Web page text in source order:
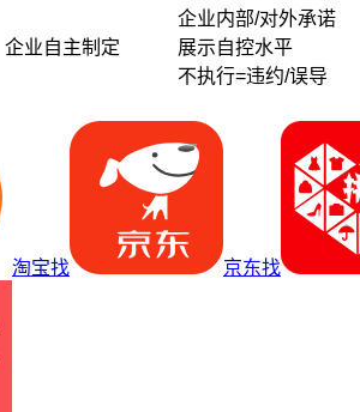
企业自主制定
企业内部/对外承诺
展示自控水平
不执行=违约/误导
淘宝找 京东找